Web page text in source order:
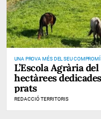
UNA PROVA MÉS DEL SEU
DE PREVENCIÓ D’INCENDIS
L’Escola Agrària
hectàrees
prats
REDACCIÓ TERRITORIS